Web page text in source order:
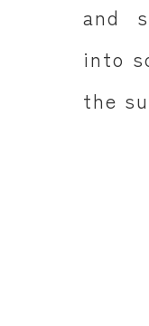
and
into
the